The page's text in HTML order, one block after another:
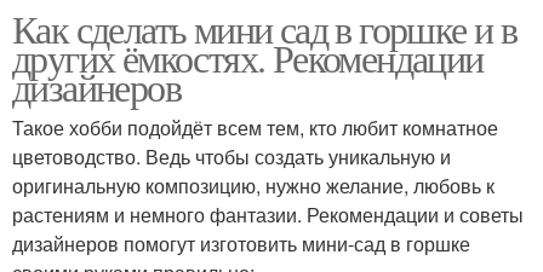
Как сделать мини сад в горшке и в
других ёмкостях. Рекомендации
дизайнеров
Такое хобби подойдёт всем тем, кто любит комнатное
цветоводство. Ведь чтобы создать уникальную и
оригинальную композицию, нужно желание, любовь к
растениям и немного фантазии. Рекомендации и советы
дизайнеров помогут изготовить мини-сад в горшке